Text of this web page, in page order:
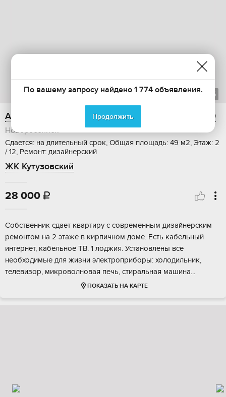
1из 6
Аренда 1-ком. квартиры, 49 м2, улица Удалова, 10
Новороссийск
Сдается: на длительный срок, Общая площадь: 49 м2, Этаж: 2
/ 12, Ремонт: дизайнерский
ЖК Кутузовский
28 000 
Собственник сдает квартиру с современным дизайнерским
ремонтом на 2 этаже в кирпичном доме. Есть кабельный
интернет, кабельное ТВ. 1 лоджия. Установлены все
необходимые для жизни электроприборы: холодильник,
телевизор, микроволновая печь, стиральная машина...
ПОКАЗАТЬ НА КАРТЕ
По вашему запросу найдено 1 774 объявления.
Продолжить